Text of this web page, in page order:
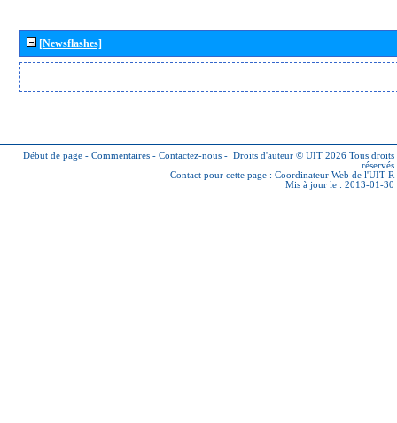
[Newsflashes]
Début de page - Commentaires - Contactez-nous - Droits d'auteur © UIT 2026 Tous droits
réservés
Contact pour cette page : Coordinateur Web de l'UIT-R
Mis à jour le : 2013-01-30